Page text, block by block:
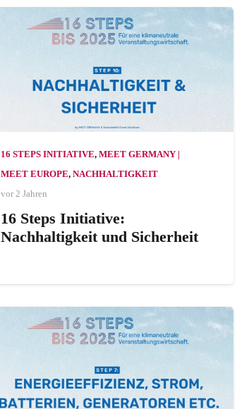
16 STEPS INITIATIVE,MEET GERMANY |
MEET EUROPE,NACHHALTIGKEIT
vor 2 Jahren
16 Steps Initiative:
Nachhaltigkeit und Sicherheit